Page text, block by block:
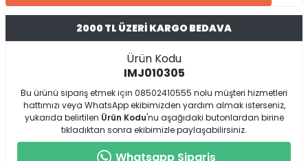
2000 TL ÜZERİ KARGO BEDAVA
Ürün Kodu
IMJ010305
Bu ürünü sipariş etmek için 08502410555 nolu müşteri hizmetleri
hattımızı veya WhatsApp ekibimizden yardım almak isterseniz,
yukarıda belirtilen Ürün Kodu'nu aşağıdaki butonlardan birine
tıkladıktan sonra ekibimizle paylaşabilirsiniz.
Whatsapp Sipariş